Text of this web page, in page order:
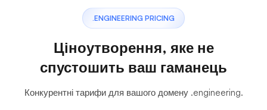
.ENGINEERING PRICING
Ціноутворення, яке не
спустошить ваш гаманець
Конкурентні тарифи для вашого домену .engineering.